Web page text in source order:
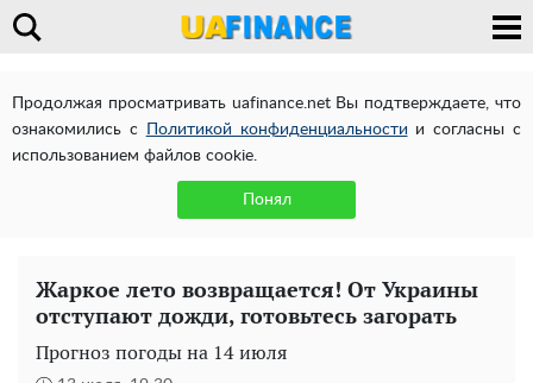
Продолжая просматривать uafinance.net Вы подтверждаете, что
ознакомились с
Политикой конфиденциальности и согласны с
использованием файлов cookie.
Понял
Жаркое лето возвращается! От Украины
отступают дожди, готовьтесь загорать
Прогноз погоды на 14 июля